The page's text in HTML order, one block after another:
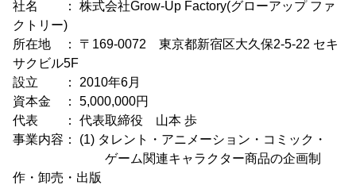
社名 ： 株式会社Grow-Up Factory(グローアップ ファ
クトリー)
所在地 ： 〒169-0072 東京都新宿区大久保2-5-22 セキ
サクビル5F
設立 ： 2010年6月
資本金 ： 5,000,000円
代表 ： 代表取締役 山本 歩
事業内容： (1) タレント・アニメーション・コミック・
ゲーム関連キャラクター商品の企画制
作・卸売・出版